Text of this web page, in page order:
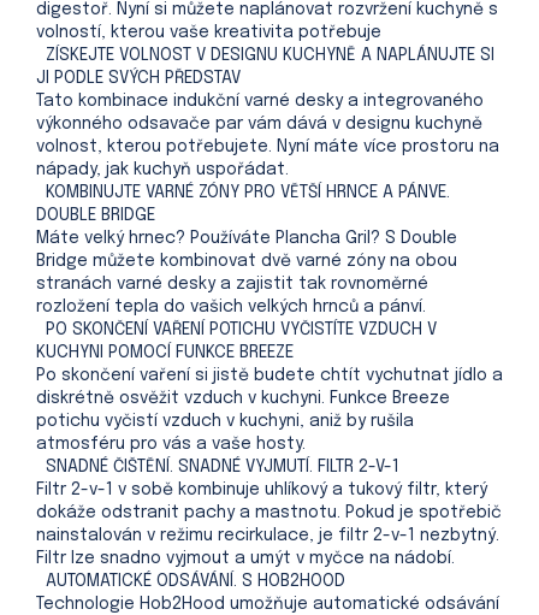
digestoř. Nyní si můžete naplánovat rozvržení kuchyně s
volností, kterou vaše kreativita potřebuje
ZÍSKEJTE VOLNOST V DESIGNU KUCHYNĚ A NAPLÁNUJTE SI
JI PODLE SVÝCH PŘEDSTAV
Tato kombinace indukční varné desky a integrovaného
výkonného odsavače par vám dává v designu kuchyně
volnost, kterou potřebujete. Nyní máte více prostoru na
nápady, jak kuchyň uspořádat.
KOMBINUJTE VARNÉ ZÓNY PRO VĚTŠÍ HRNCE A PÁNVE.
DOUBLE BRIDGE
Máte velký hrnec? Používáte Plancha Gril? S Double
Bridge můžete kombinovat dvě varné zóny na obou
stranách varné desky a zajistit tak rovnoměrné
rozložení tepla do vašich velkých hrnců a pánví.
PO SKONČENÍ VAŘENÍ POTICHU VYČISTÍTE VZDUCH V
KUCHYNI POMOCÍ FUNKCE BREEZE
Po skončení vaření si jistě budete chtít vychutnat jídlo a
diskrétně osvěžit vzduch v kuchyni. Funkce Breeze
potichu vyčistí vzduch v kuchyni, aniž by rušila
atmosféru pro vás a vaše hosty.
SNADNÉ ČIŠTĚNÍ. SNADNÉ VYJMUTÍ. FILTR 2-V-1
Filtr 2-v-1 v sobě kombinuje uhlíkový a tukový filtr, který
dokáže odstranit pachy a mastnotu. Pokud je spotřebič
nainstalován v režimu recirkulace, je filtr 2-v-1 nezbytný.
Filtr lze snadno vyjmout a umýt v myčce na nádobí.
AUTOMATICKÉ ODSÁVÁNÍ. S HOB2HOOD
Technologie Hob2Hood umožňuje automatické odsávání